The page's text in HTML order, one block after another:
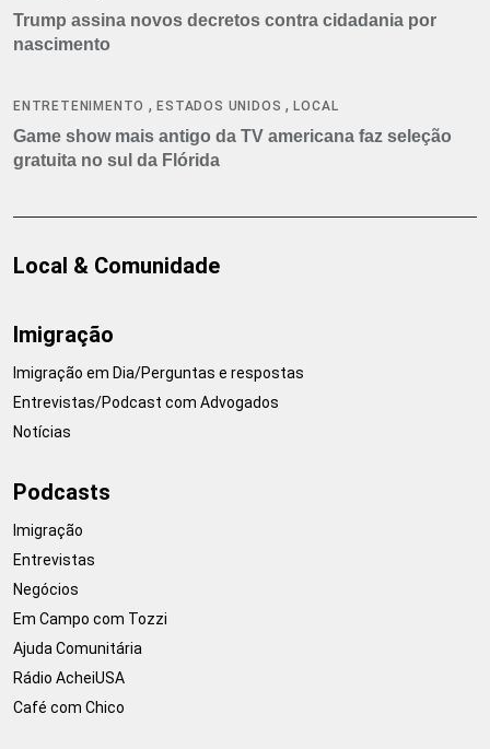
Trump assina novos decretos contra cidadania por
nascimento
ENTRETENIMENTO ,ESTADOS UNIDOS ,LOCAL
Game show mais antigo da TV americana faz seleção
gratuita no sul da Flórida
Local & Comunidade
Imigração
Imigração em Dia/Perguntas e respostas
Entrevistas/Podcast com Advogados
Notícias
Podcasts
Imigração
Entrevistas
Negócios
Em Campo com Tozzi
Ajuda Comunitária
Rádio AcheiUSA
Café com Chico